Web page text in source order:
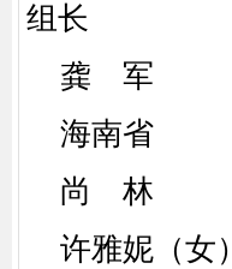
组长
龚 军 广
海南省
尚 林 海南
许雅妮（女